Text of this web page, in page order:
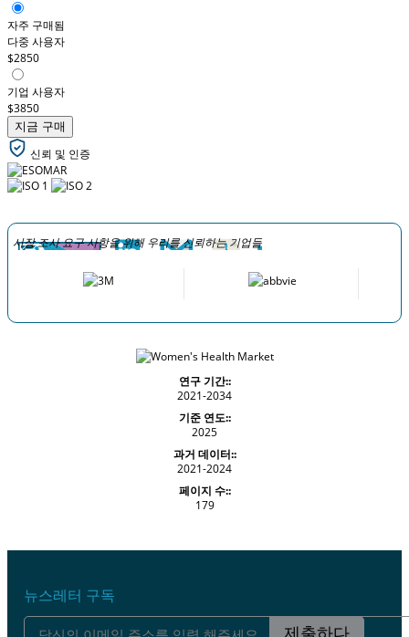
자주 구매됨
다중 사용자
$2850
기업 사용자
$3850
지금 구매
신뢰 및 인증
시장 조사 요구 사항을 위해 우리를 신뢰하는 기업들
연구 기간::
2021-2034
기준 연도::
2025
과거 데이터::
2021-2024
페이지 수::
179
뉴스레터 구독
제출하다